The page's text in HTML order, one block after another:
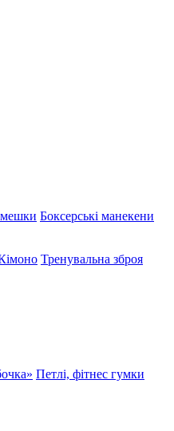
Боксерські манекени
Тренувальна зброя
Петлі, фітнес гумки